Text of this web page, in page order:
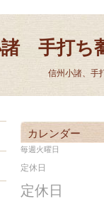
諸 手打ち
信州小諸、手
カレンダー
毎週火曜日
定休日
定休日